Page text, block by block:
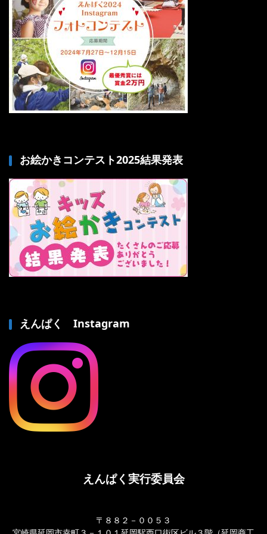
お絵かきコンテスト2025結果発表
えんぱく Instagram
えんぱく実行委員会
〒８８２－００５３